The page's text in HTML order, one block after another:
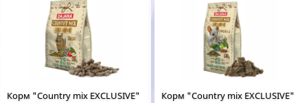
Корм "Country mix EXCLUSIVE"
Корм "Country mix EXCLUSIVE"